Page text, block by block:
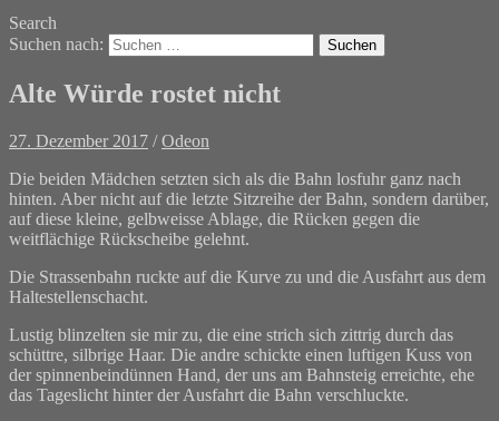
Search
Suchen nach:
Alte Würde rostet nicht
27. Dezember 2017 /Odeon
Die beiden Mädchen setzten sich als die Bahn losfuhr ganz nach
hinten. Aber nicht auf die letzte Sitzreihe der Bahn, sondern darüber,
auf diese kleine, gelbweisse Ablage, die Rücken gegen die
weitflächige Rückscheibe gelehnt.
Die Strassenbahn ruckte auf die Kurve zu und die Ausfahrt aus dem
Haltestellenschacht.
Lustig blinzelten sie mir zu, die eine strich sich zittrig durch das
schüttre, silbrige Haar. Die andre schickte einen luftigen Kuss von
der spinnenbeindünnen Hand, der uns am Bahnsteig erreichte, ehe
das Tageslicht hinter der Ausfahrt die Bahn verschluckte.